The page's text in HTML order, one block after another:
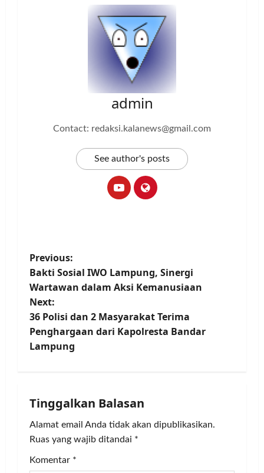
admin
Contact: redaksi.kalanews@gmail.com
See author's posts
P
o
s
t
v
i
g
Previous:
Bakti Sosial IWO Lampung, Sinergi
Wartawan dalam Aksi Kemanusiaan
Next:
36 Polisi dan 2 Masyarakat Terima
Penghargaan dari Kapolresta Bandar
Lampung
Tinggalkan Balasan
Alamat email Anda tidak akan dipublikasikan.
Ruas yang wajib ditandai *
Komentar *